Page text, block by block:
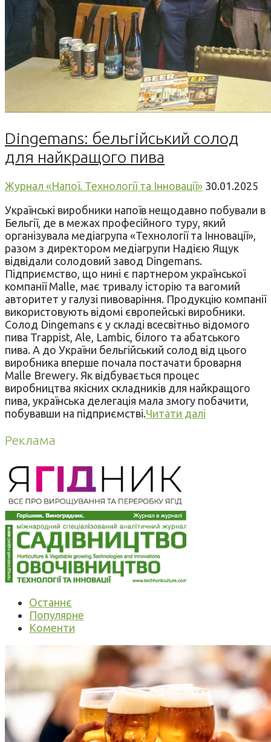
Dingemans: бельгійський солод
для найкращого пива
Журнал «Напої. Технології та Інновації» 30.01.2025
Українські виробники напоїв нещодавно побували в
Бельгії, де в межах професійного туру, який
організувала медіагрупа «Технології та Інновації»,
разом з директором медіагрупи Надією Ящук
відвідали солодовий завод Dingemans.
Підприємство, що нині є партнером української
компанії Malle, має тривалу історію та вагомий
авторитет у галузі пивоваріння. Продукцію компанії
використовують відомі європейські виробники.
Солод Dingemans є у складі всесвітньо відомого
пива Trappist, Ale, Lambic, білого та абатського
пива. А до України бельгійський солод від цього
виробника вперше почала постачати броварня
Malle Brewery. Як відбувається процес
виробництва якісних складників для найкращого
пива, українська делегація мала змогу побачити,
побувавши на підприємстві.Читати далі
Реклама
Останнє
Популярне
Коменти